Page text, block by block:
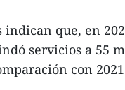
indican que, en
servicios a 55
con